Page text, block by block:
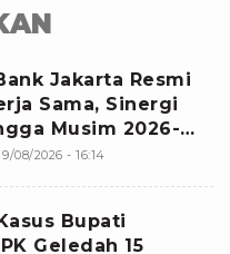
Jakarta Resmi
Sama, Sinergi
Musim 2026-
9/08/2026 - 16:14
Bupati
Geledah 15